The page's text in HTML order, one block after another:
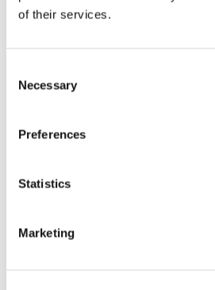
of their services.
Selection
Necessary
Preferences
Statistics
Marketing
nell'ambito delle obbligazioni
rapporto tra l'azione di [...]
21 Luglio 2026
Diritto del Lavoro, Michela Colitta,